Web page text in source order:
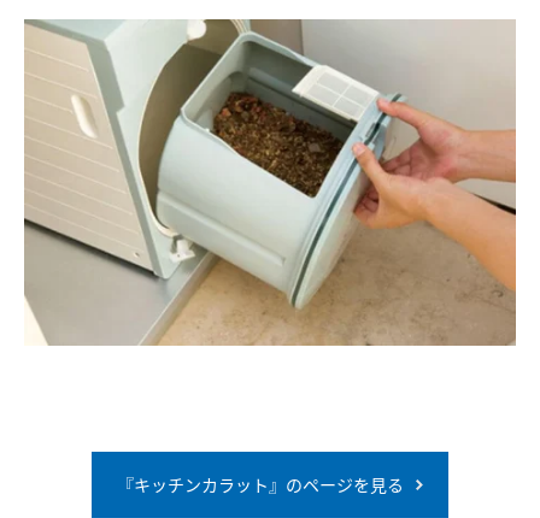
『キッチンカラット』のページを見る